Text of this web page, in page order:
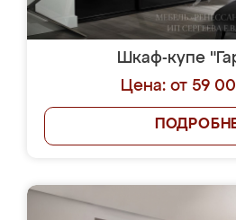
Шкаф-купе
Цена: от 59